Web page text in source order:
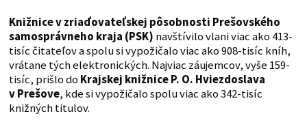
Knižnice v zriaďovateľskej pôsobnosti Prešovského
samosprávneho kraja (PSK) navštívilo vlani viac ako 413-
tisíc čitateľov a spolu si vypožičalo viac ako 908-tisíc kníh,
vrátane tých elektronických. Najviac záujemcov, vyše 159-
tisíc, prišlo do Krajskej knižnice P. O. Hviezdoslava
v Prešove, kde si vypožičalo spolu viac ako 342-tisíc
knižných titulov.